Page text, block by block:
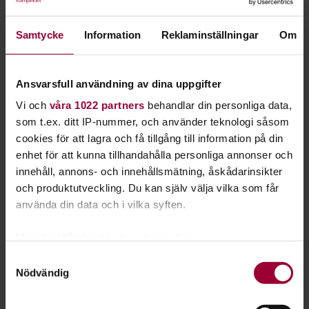
Samtycke Information Reklaminställningar Om
Ansvarsfull användning av dina uppgifter
Vi och våra 1022 partners behandlar din personliga data,
som t.ex. ditt IP-nummer, och använder teknologi såsom
cookies för att lagra och få tillgång till information på din
enhet för att kunna tillhandahålla personliga annonser och
innehåll, annons- och innehållsmätning, åskådarinsikter
och produktutveckling. Du kan själv välja vilka som får
använda din data och i vilka syften.
som kan ha en noggrannhet på upp till flera meter
Nödvändig
Rikare trädgård har fått stöd av Svenska Postkodstiftelsen.
resiliens och försämrar naturens förmåga att utföra
ekosystemtjänster vilket påverkar även oss människor. Helt
vanliga villaträdgårdar kan spela en viktig roll att
upprätthålla och förbättra den biologiska mångfalden. Vi är
därför stolta över att ge stöd till Fritidsodlingens
Riksorganisation för att inspirera och vägleda allmänheten
att i sina trädgårdar aktivt skapa förutsättningar för större
biologisk mångfald, säger Marie Dahllöf, generalsekreterare
för Svenska Postkodstiftelsen.
Om Rikare trädgård
Vid lanseringen är Rikare trädgård ett samarbete mellan
Fritidsodlingens Riksorganisation, Sveriges Entomologiska